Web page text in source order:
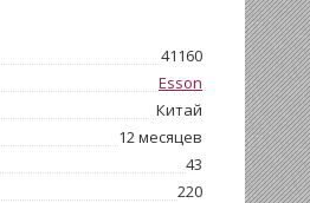
41160
Esson
Китай
12 месяцев
43
220